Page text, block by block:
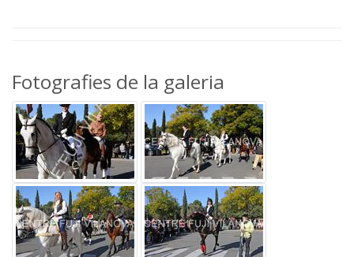
Fotografies de la galeria